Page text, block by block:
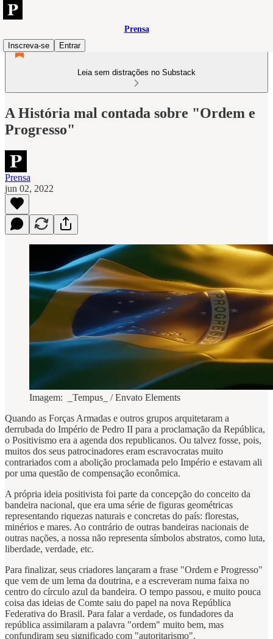
Prensa
Inscreva-se
Entrar
Leia sem distrações no Substack
A História mal contada sobre "Ordem e
Progresso"
Prensa
jun 02, 2022
Imagem: _Tempus_ / Envato Elements
Quando as Forças Armadas e outros grupos arquitetaram a
derrubada do Império de Pedro II para a proclamação da República,
o Positivismo era a agenda dos republicanos. Ou talvez fosse, pois,
muitos dos seus patrocinadores eram escravocratas muito
contrariados com a abolição proclamada pelo Império e estavam ali
por uma questão de compensação econômica.
A própria ideia positivista foi parte da concepção do conceito da
bandeira nacional, que era uma série de figuras geométricas
representando riquezas naturais e concretas do país: florestas,
minérios e mares. Ao contrário de outras bandeiras nacionais de
outras nações, a nossa não representa símbolos abstratos, como luta,
liberdade, verdade, etc.
Para finalizar, seus criadores lançaram a frase "Ordem e Progresso"
que vem de um lema da doutrina, e a escreveram numa faixa no
centro do círculo azul da bandeira. O tempo passou, e muito pouca
coisa das ideias de Comte saiu do papel na nova República
Federativa do Brasil. Para falar a verdade, os fundadores da
república assimilaram a palavra "ordem" muito bem, mas
confundiram seu significado com "autoritarismo".